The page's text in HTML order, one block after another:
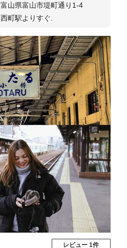
富山県富山市堤町通り1-4
西町駅よりすぐ.
レビュー 1件